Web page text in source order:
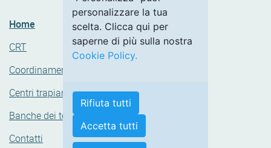
Home
CRT
Coordinamenti ospedalieri
Centri trapianto
Banche dei tessuti
Contatti